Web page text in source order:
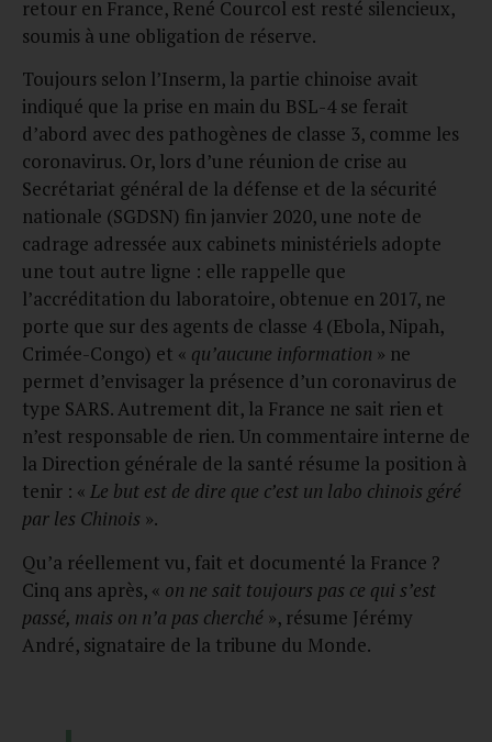
retour en France, René Courcol est resté silencieux,
soumis à une obligation de réserve.
Toujours selon l’Inserm, la partie chinoise avait
indiqué que la prise en main du BSL-4 se ferait
d’abord avec des pathogènes de classe 3, comme les
coronavirus. Or, lors d’une réunion de crise au
Secrétariat général de la défense et de la sécurité
nationale (SGDSN) fin janvier 2020, une note de
cadrage adressée aux cabinets ministériels adopte
une tout autre ligne : elle rappelle que
l’accréditation du laboratoire, obtenue en 2017, ne
porte que sur des agents de classe 4 (Ebola, Nipah,
Crimée-Congo) et « qu’aucune information » ne
permet d’envisager la présence d’un coronavirus de
type SARS. Autrement dit, la France ne sait rien et
n’est responsable de rien. Un commentaire interne de
la Direction générale de la santé résume la position à
tenir : « Le but est de dire que c’est un labo chinois géré
par les Chinois ».
Qu’a réellement vu, fait et documenté la France ?
Cinq ans après, « on ne sait toujours pas ce qui s’est
passé, mais on n’a pas cherché », résume Jérémy
André, signataire de la tribune du Monde.